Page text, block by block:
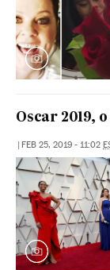
Oscar 2019,
FEB 25, 2019 - 11:02